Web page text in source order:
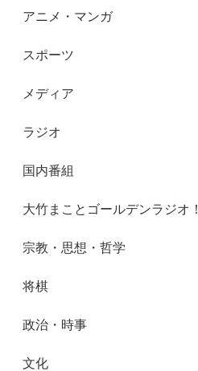
アニメ・マンガ
スポーツ
メディア
ラジオ
国内番組
大竹まことゴールデンラジオ！
宗教・思想・哲学
将棋
政治・時事
文化